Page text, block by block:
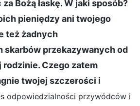
Bożą łaskę. W jaki sposób?
pieniędzy ani twojego
też żadnych
skarbów przekazywanych od
Czego zatem
twojej szczerości i
odpowiedzialności przywódców i